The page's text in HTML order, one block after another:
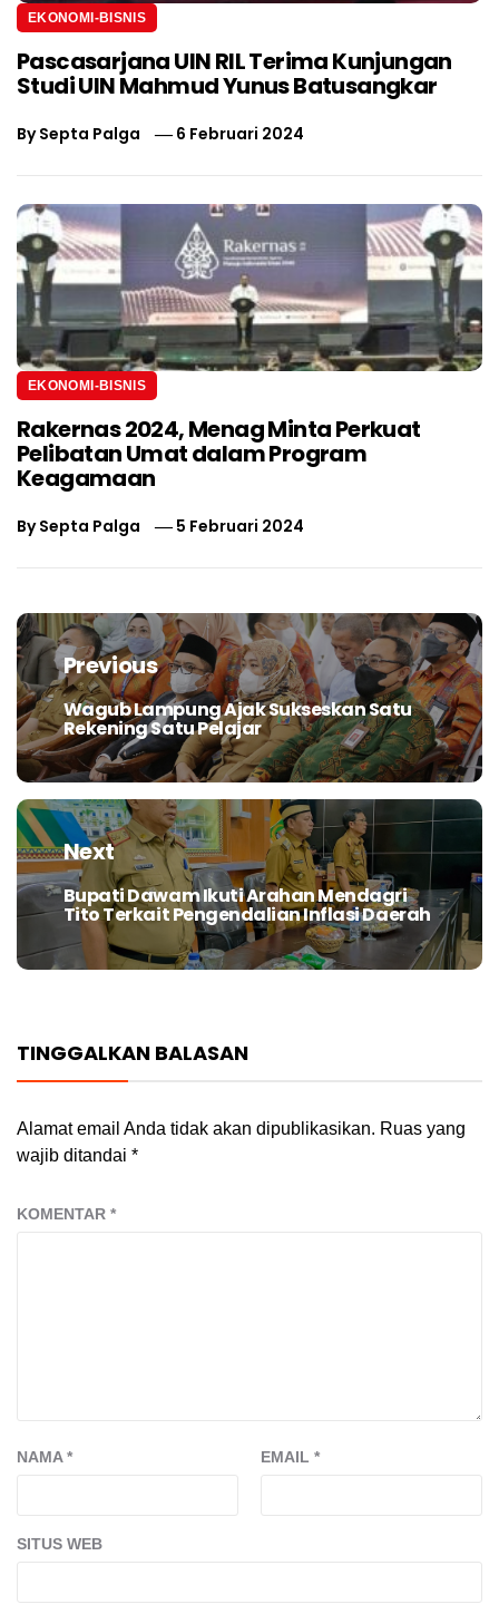
EKONOMI-BISNIS
Pascasarjana UIN RIL Terima Kunjungan
Studi UIN Mahmud Yunus Batusangkar
BySepta Palga 6 Februari 2024
EKONOMI-BISNIS
Rakernas 2024, Menag Minta Perkuat
Pelibatan Umat dalam Program
Keagamaan
BySepta Palga 5 Februari 2024
Navigasi
posPrevious
Previous
post:
Wagub Lampung Ajak Sukseskan Satu
Rekening Satu Pelajar
Next
Next
post:
Bupati Dawam Ikuti Arahan Mendagri
Tito Terkait Pengendalian Inflasi Daerah
TINGGALKAN BALASAN
Alamat email Anda tidak akan dipublikasikan. Ruas yang
wajib ditandai *
KOMENTAR *
NAMA* EMAIL *
SITUS WEB